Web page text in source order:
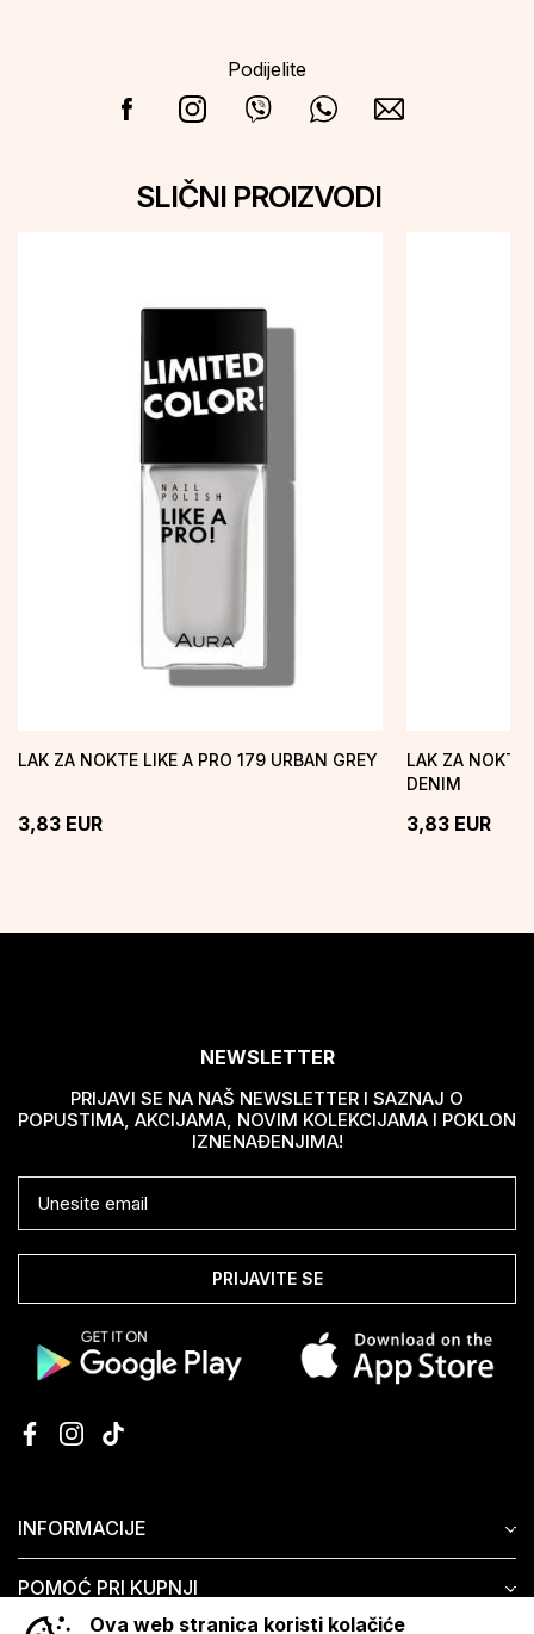
Podijelite
SLIČNI PROIZVODI
LAK ZA NOKTE LIKE A PRO 179 URBAN GREY
3,83 EUR
LAK ZA NOKTE
DENIM
3,83 EUR
INFORMACIJE
POMOĆ PRI KUPNJI
NEWSLETTER
PRIJAVI SE NA NAŠ NEWSLETTER I SAZNAJ O
POPUSTIMA, AKCIJAMA, NOVIM KOLEKCIJAMA I POKLON
IZNENAĐENJIMA!
PRIJAVITE SE
Ova web stranica koristi kolačiće